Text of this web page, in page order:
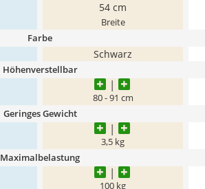
54 cm
Breite
Farbe
Schwarz
Höhenverstellbar
80 - 91 cm
Geringes Gewicht
3,5 kg
Maximalbelastung
100 kg